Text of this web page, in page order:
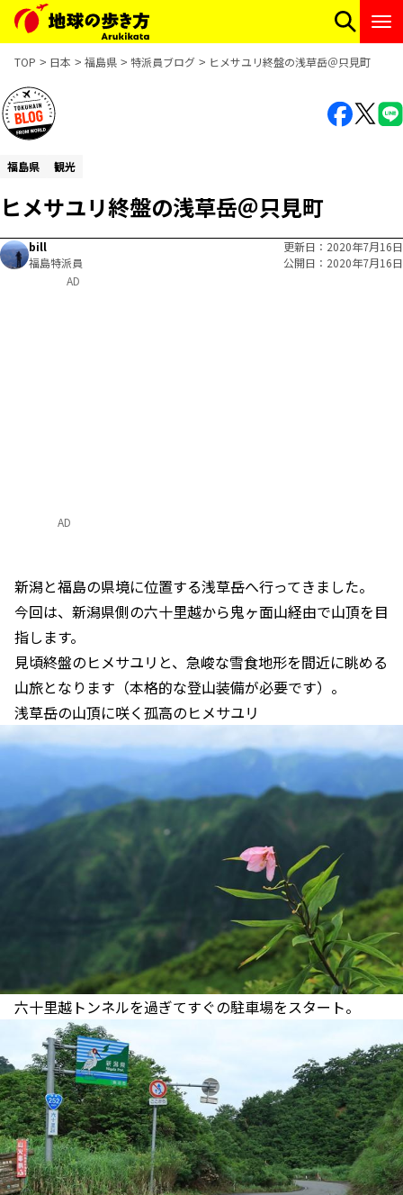
TOP 日本 福島県 特派員ブログ ヒメサユリ終盤の浅草岳＠只見町
福島県 観光
ヒメサユリ終盤の浅草岳＠只見町
bill
福島特派員
更新日
2020年7月16日
公開日
2020年7月16日
AD
新潟と福島の県境に位置する浅草岳へ行ってきました。
今回は、新潟県側の六十里越から鬼ヶ面山経由で山頂を目
指します。
見頃終盤のヒメサユリと、急峻な雪食地形を間近に眺める
山旅となります（本格的な登山装備が必要です）。
浅草岳の山頂に咲く孤高のヒメサユリ
六十里越トンネルを過ぎてすぐの駐車場をスタート。
AD